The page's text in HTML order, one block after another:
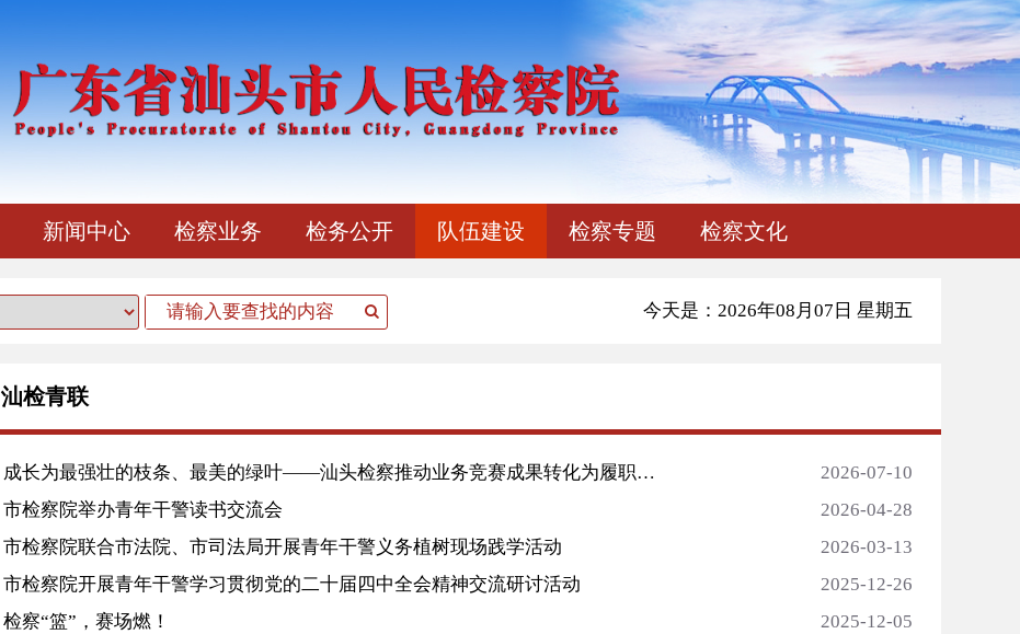
新闻中心 检察业务 检务公开 队伍建设 检察专题 检察文化
今天是：2026年08月07日 星期五
汕检青联
成长为最强壮的枝条、最美的绿叶——汕头检察推动业务竞赛成果转化为履职本领
2026-07-10
市检察院举办青年干警读书交流会
2026-04-28
市检察院联合市法院、市司法局开展青年干警义务植树现场践学活动
2026-03-13
市检察院开展青年干警学习贯彻党的二十届四中全会精神交流研讨活动
2025-12-26
检察“篮”，赛场燃！
2025-12-05